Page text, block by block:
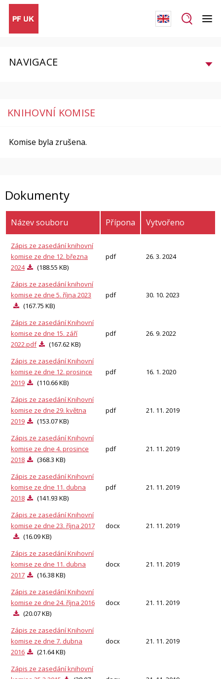
NAVIGACE
KNIHOVNÍ KOMISE
Komise byla zrušena.
Dokumenty
Název souboru Přípona Vytvořeno
Zápis ze zasedání knihovní
komise ze dne 12. března
2024
(188.55 KB)
pdf 26. 3. 2024
Zápis ze zasedání knihovní
komise ze dne 5. října 2023
(167.75 KB)
pdf 30. 10. 2023
Zápis ze zasedání Knihovní
komise ze dne 15. září
2022.pdf
(167.62 KB)
pdf 26. 9. 2022
Zápis ze zasedání Knihovní
komise ze dne 12. prosince
2019
(110.66 KB)
pdf 16. 1. 2020
Zápis ze zasedání Knihovní
komise ze dne 29. května
2019
(153.07 KB)
pdf 21. 11. 2019
Zápis ze zasedání Knihovní
komise ze dne 4. prosince
2018
(368.3 KB)
pdf 21. 11. 2019
Zápis ze zasedání Knihovní
komise ze dne 11. dubna
2018
(141.93 KB)
pdf 21. 11. 2019
Zápis ze zasedání Knihovní
komise ze dne 23. října 2017
(16.09 KB)
docx 21. 11. 2019
Zápis ze zasedání Knihovní
komise ze dne 11. dubna
2017
(16.38 KB)
docx 21. 11. 2019
Zápis ze zasedání Knihovní
komise ze dne 24. října 2016
(20.07 KB)
docx 21. 11. 2019
Zápis ze zasedání Knihovní
komise ze dne 7. dubna
2016
(21.64 KB)
docx 21. 11. 2019
Zápis ze zasedání knihovní